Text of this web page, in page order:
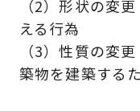
（2）形状の変
える行為
（3）性質の変
築物を建築する